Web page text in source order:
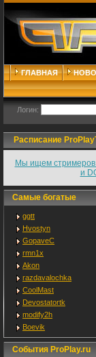
ГЛАВНАЯ
Логин:
Расписание
Мы ищем стримеров
и
Самые богатые
ggtt
Hvostyn
GopaveC
rmn1x
Akon
razdavalochka
CoolMast
Devostatortk
modify2h
Boevik
События ProPlay.ru